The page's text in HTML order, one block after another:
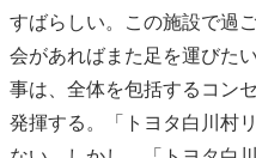
すばらしい。この施設で過
会があればまた足を運びた
事は、全体を包括するコン
発揮する。「トヨタ白川村